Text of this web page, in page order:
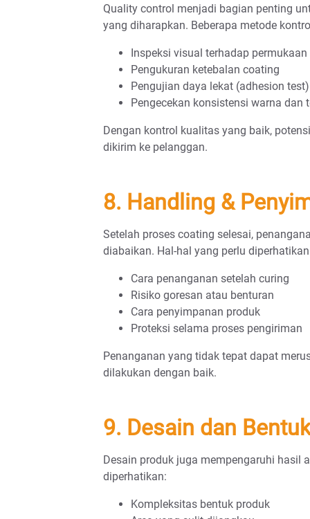
Quality control menjadi bagian penting
yang diharapkan. Beberapa metode
Inspeksi visual terhadap permukaan
Pengukuran ketebalan coating
Pengujian daya lekat (adhesion test)
Pengecekan konsistensi warna dan
Dengan kontrol kualitas yang baik,
dikirim ke pelanggan.
8. Handling &
Setelah proses coating selesai,
diabaikan. Hal-hal yang perlu
Cara penanganan setelah curing
Risiko goresan atau benturan
Cara penyimpanan produk
Proteksi selama proses pengiriman
Penanganan yang tidak tepat dapat
dilakukan dengan baik.
9. Desain dan
Desain produk juga mempengaruhi hasil
diperhatikan:
Kompleksitas bentuk produk